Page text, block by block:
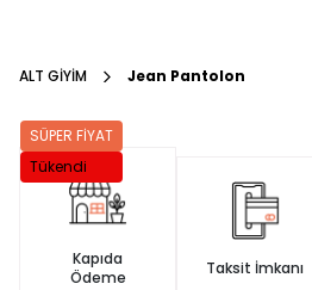
ALT GİYİM Jean Pantolon
SÜPER FİYAT
Tükendi
Kapıda
Ödeme
Taksit İmkanı